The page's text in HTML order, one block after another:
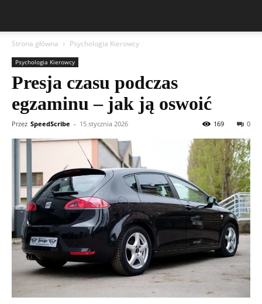
Strona główna Psychologia Kierowcy
Psychologia Kierowcy
Presja czasu podczas
egzaminu – jak ją oswoić
Przez SpeedScribe - 15 stycznia 2026 0
169